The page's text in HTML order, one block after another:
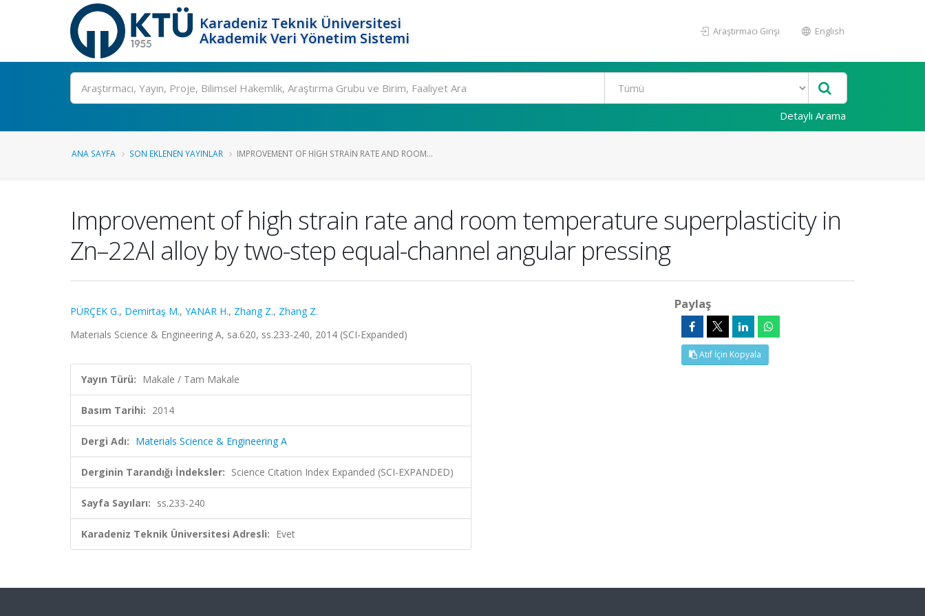
Karadeniz Teknik Üniversitesi
Akademik Veri Yönetim Sistemi
Araştırmacı Girişi English
Ara
Detaylı Arama
ANA SAYFA SON EKLENEN YAYINLAR IMPROVEMENT OF HIGH STRAIN RATE AND ROOM...
Improvement of high strain rate and room temperature superplasticity in
Zn–22Al alloy by two-step equal-channel angular pressing
PÜRÇEK G., Demirtaş M., YANAR H., Zhang Z., Zhang Z.
Materials Science & Engineering A, sa.620, ss.233-240, 2014 (SCI-Expanded)
Yayın Türü: Makale / Tam Makale
Basım Tarihi: 2014
Dergi Adı: Materials Science & Engineering A
Derginin Tarandığı İndeksler: Science Citation Index Expanded (SCI-EXPANDED)
Sayfa Sayıları: ss.233-240
Karadeniz Teknik Üniversitesi Adresli: Evet
Paylaş
Atıf İçin Kopyala